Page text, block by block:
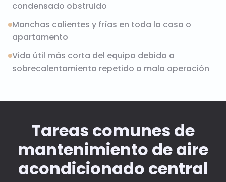
condensado obstruido
Manchas calientes y frías en toda la casa o
apartamento
Vida útil más corta del equipo debido a
sobrecalentamiento repetido o mala operación
Tareas comunes de
mantenimiento de aire
acondicionado central